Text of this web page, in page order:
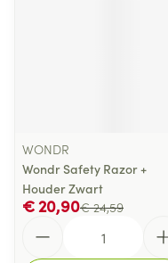
WONDR
Wondr Safety Razor +
Houder Zwart
€ 24,59
€ 20,90